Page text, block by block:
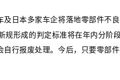
日本多家车企将落地零部件不
形成的判定标准将在年内分阶
行报废处理。今后，只要零部